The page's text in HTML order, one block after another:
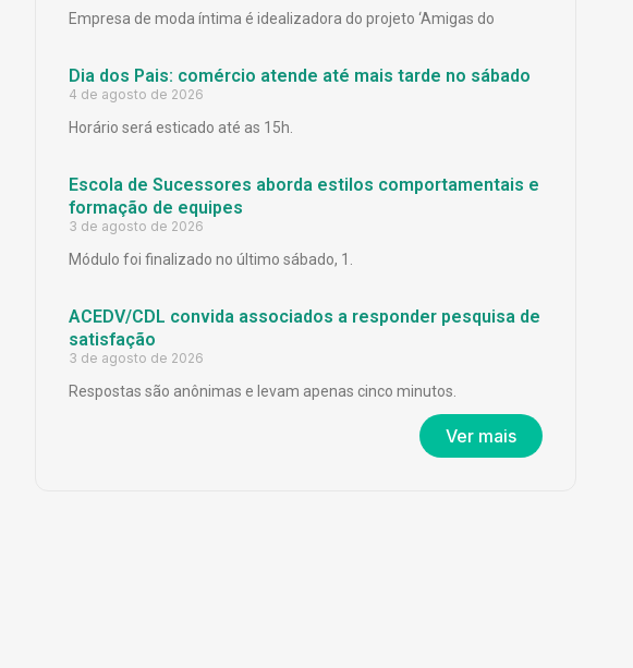
Empresa de moda íntima é idealizadora do projeto ‘Amigas do
Dia dos Pais: comércio atende até mais tarde no sábado
4 de agosto de 2026
Horário será esticado até as 15h.
Escola de Sucessores aborda estilos comportamentais e
formação de equipes
3 de agosto de 2026
Módulo foi finalizado no último sábado, 1.
ACEDV/CDL convida associados a responder pesquisa de
satisfação
3 de agosto de 2026
Respostas são anônimas e levam apenas cinco minutos.
Ver mais